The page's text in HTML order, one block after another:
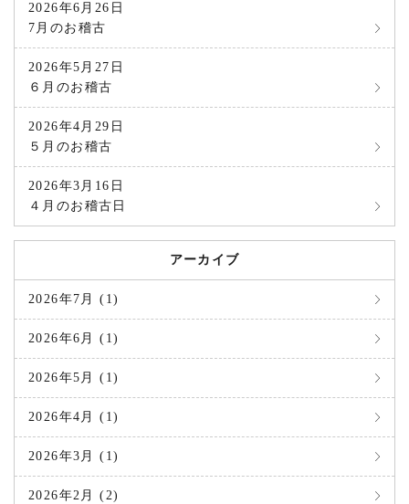
2026年6月26日
7月のお稽古
2026年5月27日
６月のお稽古
2026年4月29日
５月のお稽古
2026年3月16日
４月のお稽古日
アーカイブ
2026年7月 (1)
2026年6月 (1)
2026年5月 (1)
2026年4月 (1)
2026年3月 (1)
2026年2月 (2)